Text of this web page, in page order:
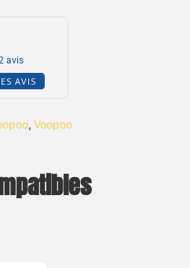
avis
AVIS
, Voopoo